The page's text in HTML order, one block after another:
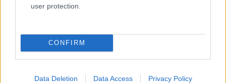
user protection.
CONFIRM
Data Deletion Data Access Privacy Policy
Honor